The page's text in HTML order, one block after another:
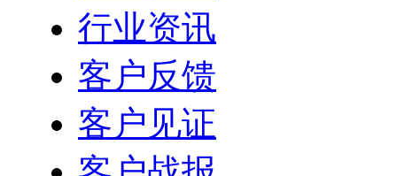
行业资讯
客户反馈
客户见证